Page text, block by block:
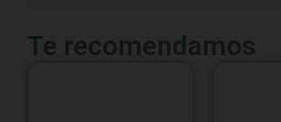
Te recomendamos